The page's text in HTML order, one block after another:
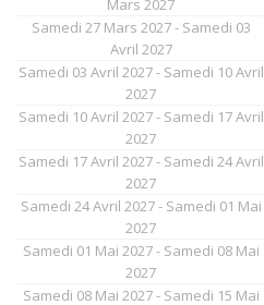
Mars 2027
Samedi 27 Mars 2027 - Samedi 03
Avril 2027
Samedi 03 Avril 2027 - Samedi 10 Avril
2027
Samedi 10 Avril 2027 - Samedi 17 Avril
2027
Samedi 17 Avril 2027 - Samedi 24 Avril
2027
Samedi 24 Avril 2027 - Samedi 01 Mai
2027
Samedi 01 Mai 2027 - Samedi 08 Mai
2027
Samedi 08 Mai 2027 - Samedi 15 Mai